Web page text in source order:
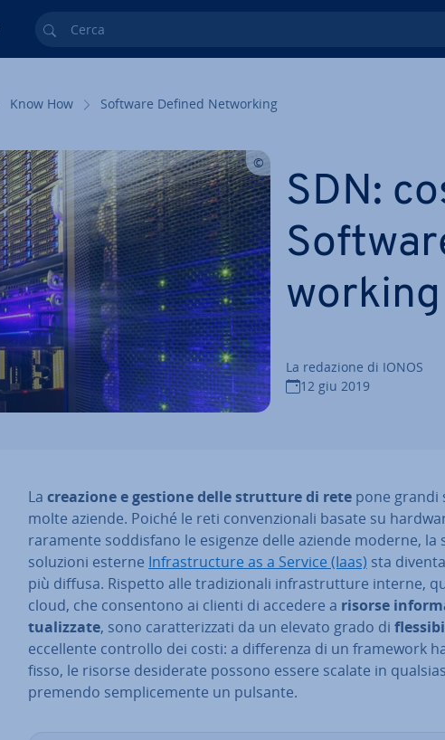
Cerca
Know How Software Defined Net­wor­king
SDN:
wor­king
La redazione di IONOS
12 giu 2019
La creazione e gestione delle strutture di rete pone grandi
molte aziende. Poiché le reti con­ven­zio­na­li basate su
raramente sod­di­sfa­no le esigenze delle aziende moderne, la
soluzioni esterne In­fra­struc­tu­re as a Service (Iaas) sta
più diffusa. Rispetto alle tra­di­zio­na­li in­fra­strut­tu­re interne,
cloud, che con­sen­to­no ai clienti di accedere a risorse
tua­liz­za­te, sono ca­rat­te­riz­za­ti da un elevato grado di
ec­cel­len­te controllo dei costi: a dif­fe­ren­za di un framework
fisso, le risorse de­si­de­ra­te possono essere scalate in
premendo sem­pli­ce­men­te un pulsante.